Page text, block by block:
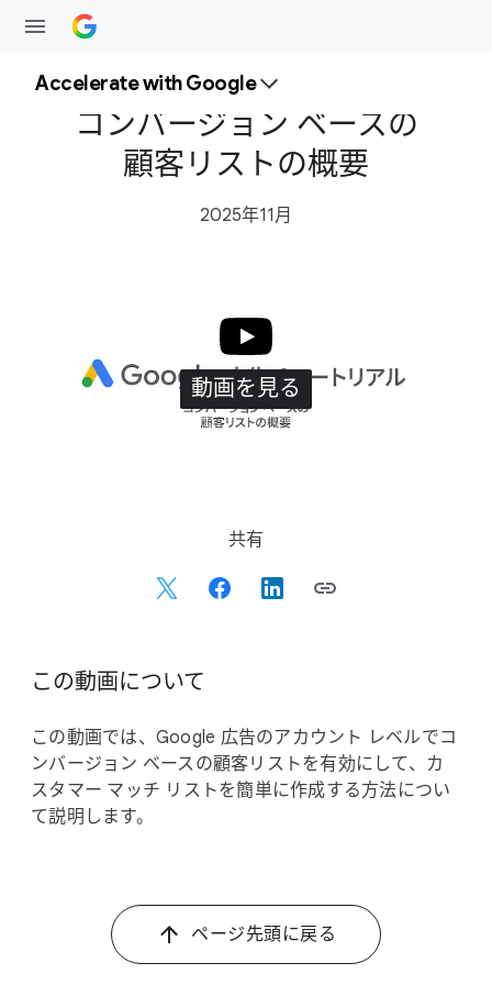
Accelerate with Google
コンバージョン ベースの
顧客リストの​概要
2025年11月
動画を​見る
M
d
u
l
e
共有
この​動画に​ついて
この​動画では、​Google 広告の​アカウント レベルで​コ
ンバージョン ベースの​顧客リストを​有効に​して、​カ
スタマー マッチ リストを​簡単に​作成する​方​法に​つい
て​説明します。
ページ先頭に​戻る